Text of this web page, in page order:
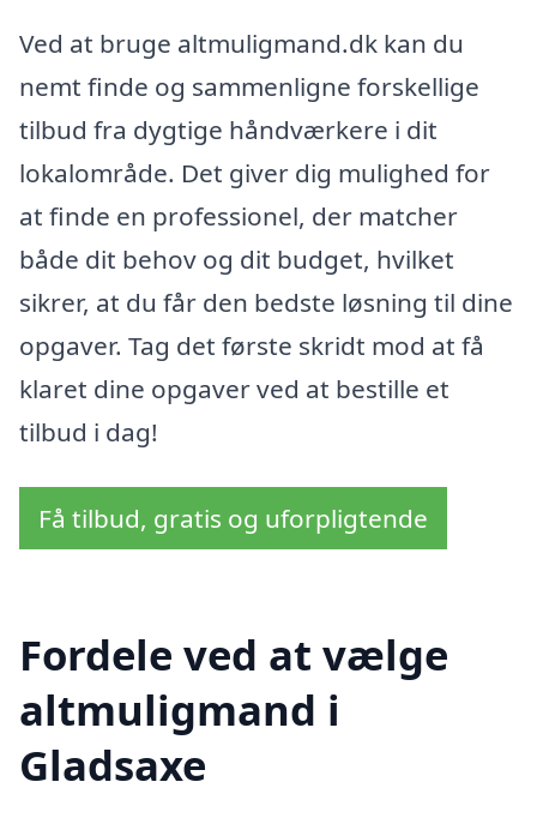
Ved at bruge altmuligmand.dk kan du
nemt finde og sammenligne forskellige
tilbud fra dygtige håndværkere i dit
lokalområde. Det giver dig mulighed for
at finde en professionel, der matcher
både dit behov og dit budget, hvilket
sikrer, at du får den bedste løsning til dine
opgaver. Tag det første skridt mod at få
klaret dine opgaver ved at bestille et
tilbud i dag!
Få tilbud, gratis og uforpligtende
Fordele ved at vælge
altmuligmand i
Gladsaxe